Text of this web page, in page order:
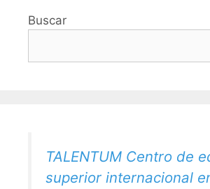
Buscar
TALENTUM Centro de
superior internacional